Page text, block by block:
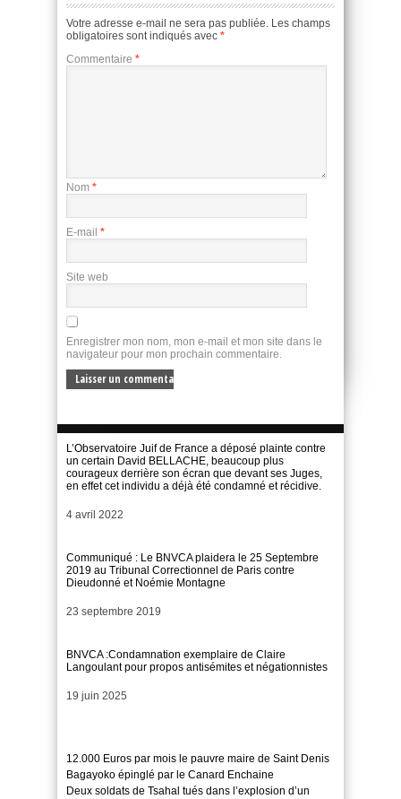
Votre adresse e-mail ne sera pas publiée. Les champs
obligatoires sont indiqués avec *
Commentaire *
Nom *
E-mail *
Site web
Enregistrer mon nom, mon e-mail et mon site dans le
navigateur pour mon prochain commentaire.
L’Observatoire Juif de France a déposé plainte contre
un certain David BELLACHE, beaucoup plus
courageux derrière son écran que devant ses Juges,
en effet cet individu a déjà été condamné et récidive.
Date
4 avril 2022
Communiqué : Le BNVCA plaidera le 25 Septembre
2019 au Tribunal Correctionnel de Paris contre
Dieudonné et Noémie Montagne
Date
23 septembre 2019
BNVCA :Condamnation exemplaire de Claire
Langoulant pour propos antisémites et négationnistes
Date
19 juin 2025
12.000 Euros par mois le pauvre maire de Saint Denis
Bagayoko épinglé par le Canard Enchaine
Deux soldats de Tsahal tués dans l’explosion d’un